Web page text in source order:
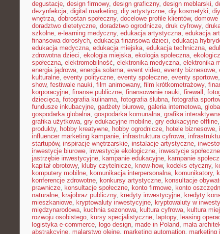
degustacje, design firmowy, design graficzny, design meblarski,
dezynfekcja, digital marketing, diy artystyczne, diy kosmetyki,
wnętrza, dobrostan społeczny, docelowe profile klientów,
doradztwo dietetyczne, doradztwo ogrodnicze, druk cyfrowy,
szkolne, e-learning medyczny, edukacja artystyczna, edukacja
finansowa dorosłych, edukacja finansowa dzieci, edukacja
edukacja medyczna, edukacja miejska, edukacja techniczna,
zdrowotna dzieci, ekologia miejska, ekologia społeczna,
społeczna, elektromobilność, elektronika medyczna, elektronika
energia jądrowa, energia solarna, event video, eventy biznesowe,
kulturalne, eventy polityczne, eventy społeczne, eventy sportowe
show, festiwale nauki, film animowany, film krótkometrażowy,
korporacyjne, finanse publiczne, finansowanie nauki, firewall ,
dziecięca, fotografia kulinarna, fotografia ślubna, fotografia
fundusze inkubacyjne, gadżety biurowe, galeria internetowa,
gospodarka globalna, gospodarka komunalna, grafika
grafika użytkowa, gry edukacyjne mobilne, gry edukacyjne offline
produkty, hobby kreatywne, hobby ogrodnicze, hotele biznesowe,
influencer marketing kampanie, infrastruktura cyfrowa,
startupów, inspiracje wnętrzarskie, instalacje artystyczne,
inwestycje biurowe, inwestycje ekologiczne, inwestycje społeczne
jastrzębie inwestycyjne, kampanie edukacyjne, kampanie
kapitał obrotowy, kluby czytelnicze, know-how, kodeks etyczny,
komputery mobilne, komunikacja interpersonalna, komunikatory,
konferencje zdrowotne, konkursy artystyczne, konsultacje
prawnicze, konsultacje społeczne, konto firmowe, konto
naturalne, krajobraz publiczny, kredyty inwestycyjne, kredyty
mieszkaniowe, kryptowaluty inwestycyjne, kryptowaluty w
międzynarodowa, kuchnia sezonowa, kultura cyfrowa, kultura
rozwoju osobistego, kursy specjalistyczne, laptopy, leasing
logistyka e-commerce, logo design, made in Poland, mała
abstrakcyjne, malarstwo olejne, marketing automation, marketing